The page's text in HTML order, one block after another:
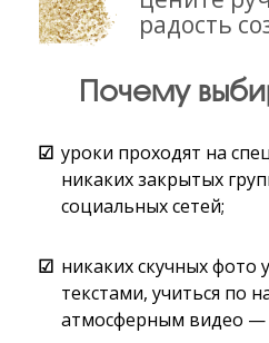
радость
Почему
уроки проходят на
никаких закрытых
социальных сетей;
никаких скучных
текстами, учиться по
атмосферным видео —